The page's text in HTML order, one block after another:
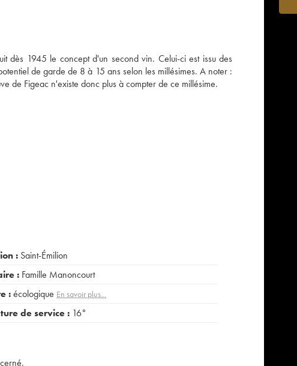
dès 1945 le concept d'un second vin. Celui-ci est issu des
de garde de 8 à 15 ans selon les millésimes. A noter :
de Figeac n'existe donc plus à compter de ce millésime.
: Saint-Émilion
: Famille Manoncourt
:écologique En savoir plus...
de service : 16°